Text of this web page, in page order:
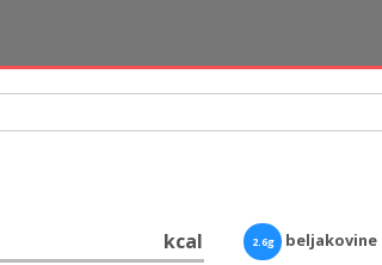
kcal
2.6g beljakovine